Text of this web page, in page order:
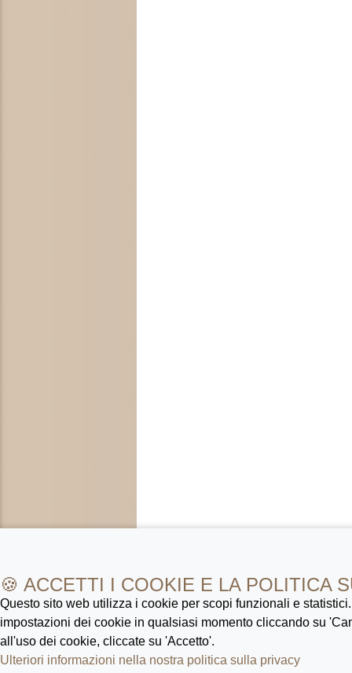
🍪 ACCETTI I COOKIE E LA POLITICA
Questo sito web utilizza i cookie per scopi funzionali e
impostazioni dei cookie in qualsiasi momento cliccando su
all'uso dei cookie, cliccate su 'Accetto'.
Ulteriori informazioni nella nostra politica sulla privacy